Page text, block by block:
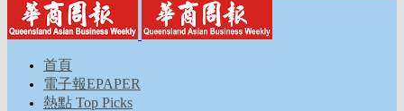
首頁
電子報EPAPER
熱點 Top Picks